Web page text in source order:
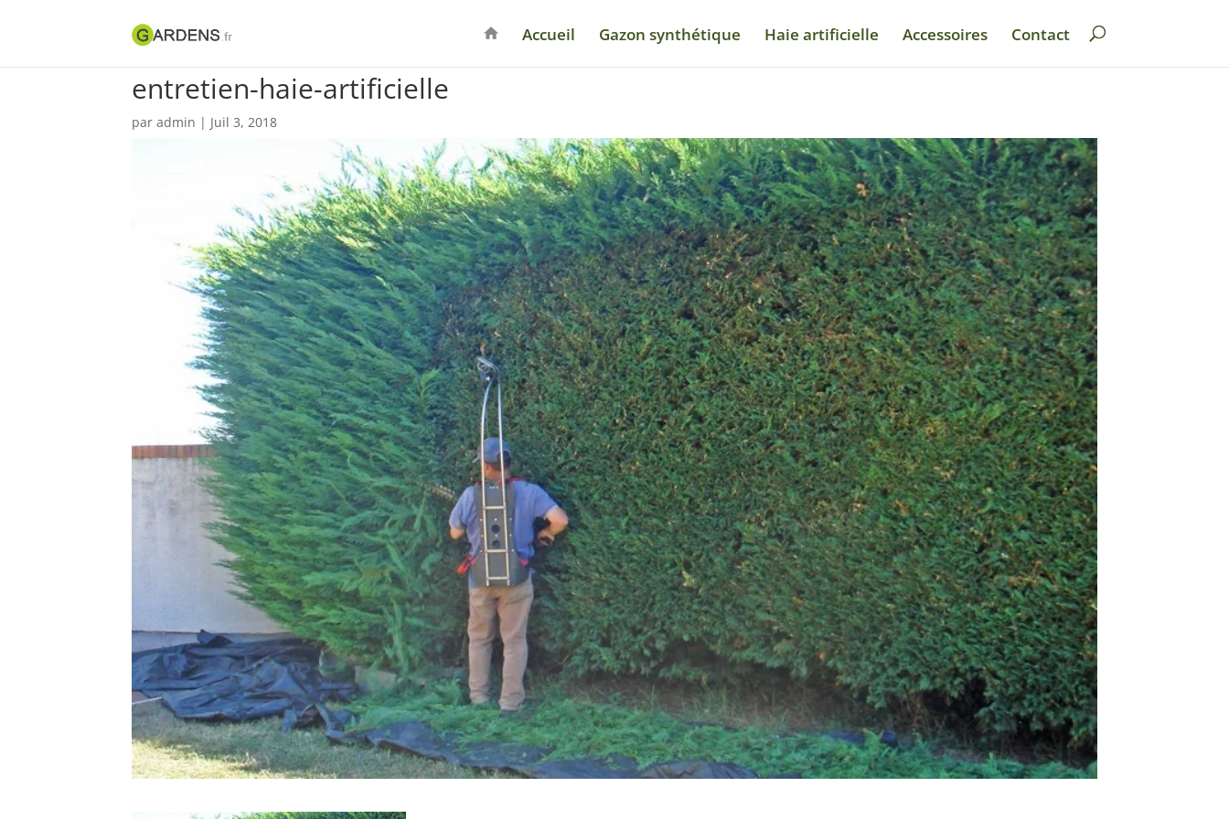
Accueil Gazon synthétique Haie artificielle Accessoires Contact
entretien-haie-artificielle
paradmin | Juil 3, 2018